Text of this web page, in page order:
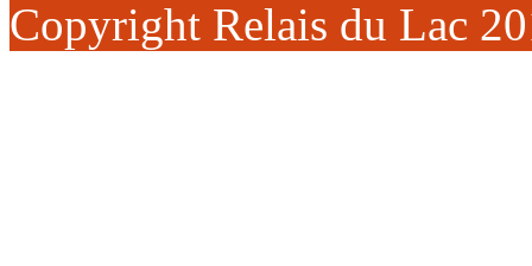
Copyright Relais du Lac